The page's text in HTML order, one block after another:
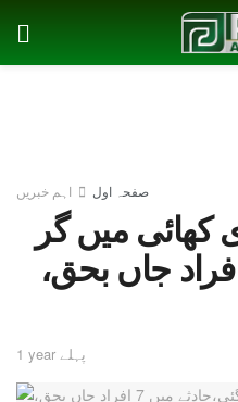
صفحہ اول اہم خبریں
کھائی میں گر
گئی،حادثے میں 7 افراد جاں بحق،
1 year پہلے